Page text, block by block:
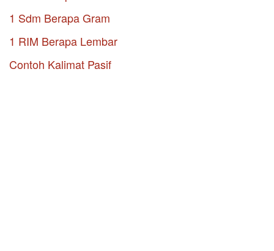
1 Sdm Berapa Gram
1 RIM Berapa Lembar
Contoh Kalimat Pasif